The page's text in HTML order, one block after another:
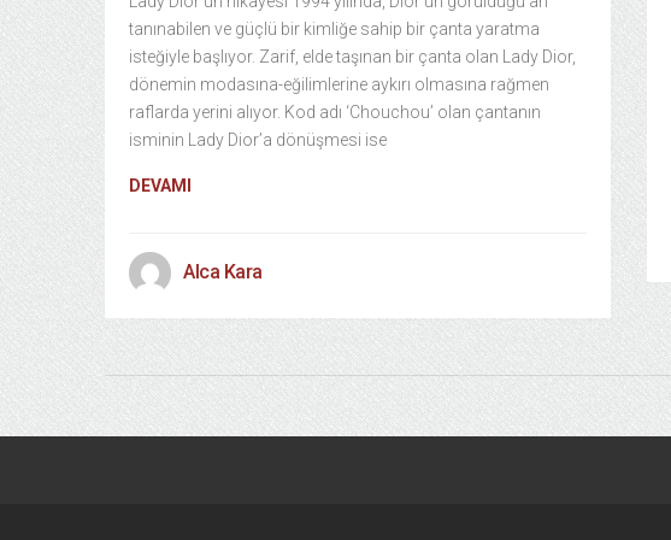
tanınabilen ve güçlü bir kimliğe sahip bir çanta yaratma
isteğiyle başlıyor. Zarif, elde taşınan bir çanta olan Lady Dior,
dönemin modasına-eğilimlerine aykırı olmasına rağmen
raflarda yerini alıyor. Kod adı ‘Chouchou’ olan çantanın
isminin Lady Dior’a dönüşmesi ise
DEVAMI
Alca Kara